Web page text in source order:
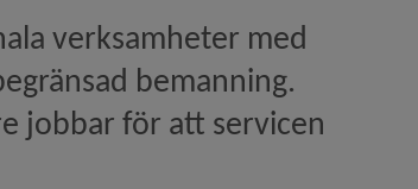
verksamheter med
bemanning.
jobbar för att servicen